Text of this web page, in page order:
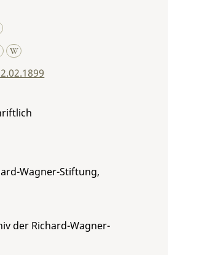
Wagner-Stiftung,
der Richard-Wagner-